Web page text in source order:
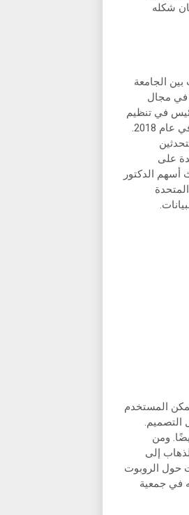
شكله
الجامعة
في مجال
في تنظيم
المؤتمر الدولي السنوي العاشر للسلامة المرورية في المناطق الحضرية في إدمونتون، ألبرتا في عام 2018.
على
العلوم في الإحصاء وتحليل البيانات في سبتمبر 2020، حيث أسهم الدكتور
المستخدم
التصميم.
ومن
بدرية السفر، والرسم وقد تفرغت من التدريس خلال عامي 2014 إلى 2015 للذهاب إلى
حول الروبوت
في جمعية